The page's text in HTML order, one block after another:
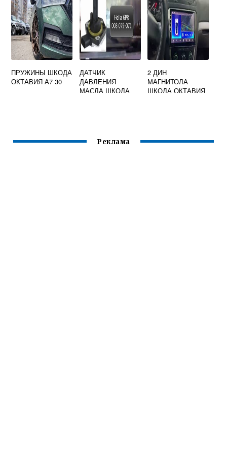
ПРУЖИНЫ ШКОДА
ОКТАВИЯ А7 30
ДАТЧИК
ДАВЛЕНИЯ
МАСЛА ШКОДА
2 ДИН
МАГНИТОЛА
ШКОДА ОКТАВИЯ
Реклама